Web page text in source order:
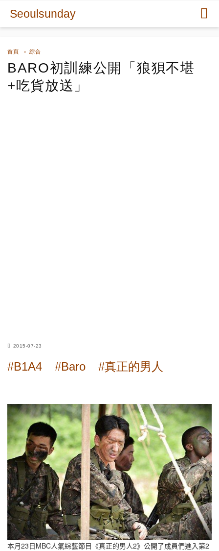
Seoulsunday
首頁 綜合
BARO初訓練公開「狼狽不堪
+吃貨放送」
2015-07-23
#B1A4 #Baro #真正的男人
本月23日MBC人氣綜藝節目《真正的男人2》公開了成員們進入第2